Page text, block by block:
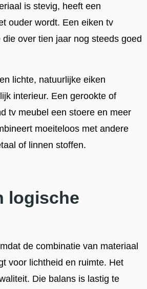
is stevig, heeft een
ouder wordt. Een eiken tv
over tien jaar nog steeds goed
lichte, natuurlijke eiken
interieur. Een gerookte of
tv meubel een stoere en meer
moeiteloos met andere
of linnen stoffen.
logische
de combinatie van materiaal
voor lichtheid en ruimte. Het
Die balans is lastig te